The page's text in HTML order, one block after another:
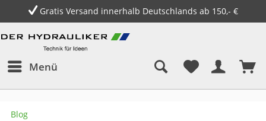
Gratis Versand innerhalb Deutschlands ab 150,- €
Menü
Blog